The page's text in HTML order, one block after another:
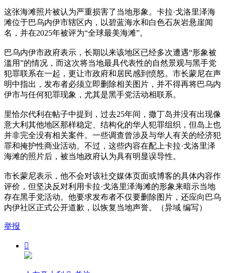
这张海滩照片被认为严重损害了当地形象。卡拉·戈洛里泽海
滩位于巴乌内伊市辖区内，以碧蓝海水和白色石灰岩悬崖闻
名，并在2025年被评为“全球最美海滩”。
巴乌内伊市政府表示，长期以来该地区已经多次遭遇“形象被
滥用”的情况，而这次将当地最具代表性的自然景观与黑手党
犯罪联系在一起，更让市政府和居民感到愤怒。市长蒙尼在声
明中指出，发布者必须立即删除相关图片，并不得再将巴乌内
伊市与任何犯罪现象，尤其是黑手党活动相联系。
里恰尔代利在帖子中提到，过去25年间，撒丁岛并没有出现像
意大利其他地区那样稳定、结构化的华人犯罪组织，但岛上也
并非完全没有相关案件。一些调查曾涉及与华人有关的经济犯
罪和掩护性商业活动。不过，这些内容在配上卡拉·戈洛里泽
海滩的照片后，被当地政府认为具有明显误导性。
市长蒙尼表示，他不会对该社交媒体页面或博客的具体内容作
评价，但坚决反对利用卡拉·戈洛里泽海滩的形象来暗示当地
存在黑手党活动。他要求发布者不仅要删除图片，还应向巴乌
内伊社区正式公开道歉，以恢复当地声誉。（异域 编写）
举报
